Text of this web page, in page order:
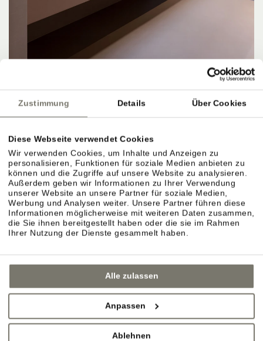
Zustimmung Details Über Cookies
Diese Webseite verwendet Cookies
Wir verwenden Cookies, um Inhalte und Anzeigen zu
personalisieren, Funktionen für soziale Medien anbieten zu
können und die Zugriffe auf unsere Website zu analysieren.
Außerdem geben wir Informationen zu Ihrer Verwendung
unserer Website an unsere Partner für soziale Medien,
Werbung und Analysen weiter. Unsere Partner führen diese
Informationen möglicherweise mit weiteren Daten zusammen,
die Sie ihnen bereitgestellt haben oder die sie im Rahmen
Ihrer Nutzung der Dienste gesammelt haben.
Alle zulassen
Anpassen
Ablehnen
APARTMENTS, PREISE & LEISTUNGEN
Apartments & Preiskategorien im Überblick.
Verschiedene Größen für unterschiedliche
Bedürfnisse. Preise richten sich nach Saison,
Größe und Ausstattung.
Inklusivleistungen für Rittstein-Gäste.
Wellnessbereiche (ausgewählt), WLAN, Parken,
Guestpass, Zugang zu Außenanlagen und Gärten.
Apartment-Freiheit, Hotel-Extras.